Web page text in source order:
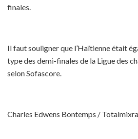
finales.
Il faut souligner que l’Haïtienne était
type des demi-finales de la Ligue des
selon Sofascore.
Charles Edwens Bontemps /